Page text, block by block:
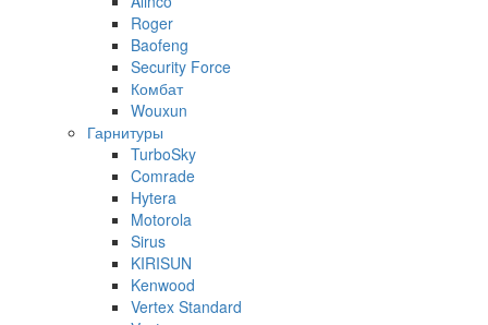
Roger
Baofeng
Security Force
Комбат
Wouxun
Гарнитуры
TurboSky
Comrade
Hytera
Motorola
Sirus
KIRISUN
Kenwood
Vertex Standard